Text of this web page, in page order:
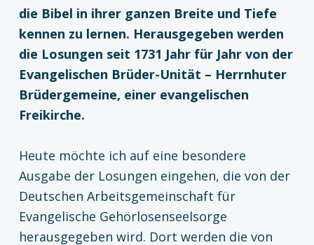
die Bibel in ihrer ganzen Breite und Tiefe
kennen zu lernen. Herausgegeben werden
die Losungen seit 1731 Jahr für Jahr von der
Evangelischen Brüder-Unität – Herrnhuter
Brüdergemeine, einer evangelischen
Freikirche.
Heute möchte ich auf eine besondere
Ausgabe der Losungen eingehen, die von der
Deutschen Arbeitsgemeinschaft für
Evangelische Gehörlosenseelsorge
herausgegeben wird. Dort werden die von